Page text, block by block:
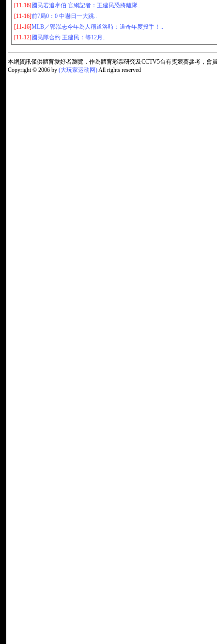
[11-16] 國民若追韋伯 官網記者：王建民恐將離隊..
[11-16]前7局0：0 中嚇日一大跳..
[11-16]MLB／郭泓志今年為人稱道洛時：道奇年度投手！..
[11-12] 國民隊合約 王建民：等12月..
本網資訊僅供體育愛好者瀏覽，作為體育彩票研究及CCTV5台有獎競賽參考，
Copyright © 2006 by (大玩家运动网)All rights reserved